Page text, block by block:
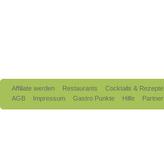
Affiliate werden Restaurants
Cocktails & Rezepte
AGB
Impressum Gastro Punkte Hilfe Partner